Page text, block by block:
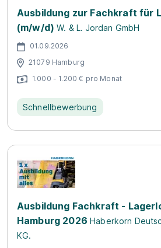
Ausbildung zur Fachkraft für
(m/w/d) W. & L. Jordan GmbH
01.09.2026
21079 Hamburg
1.000 - 1.200 € pro Monat
Schnellbewerbung
Ausbildung Fachkraft -
Hamburg 2026 Haberkorn
KG.